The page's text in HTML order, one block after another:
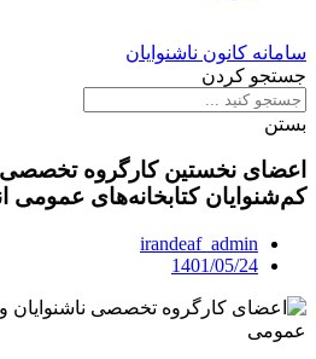
سامانه کانون ناشنوایان
جستجو کردن
بستن
اعضای نخستین کارگروه تخصصی
کم‌شنوایان کتابخانه‌های عمومی
irandeaf_admin
1401/05/24